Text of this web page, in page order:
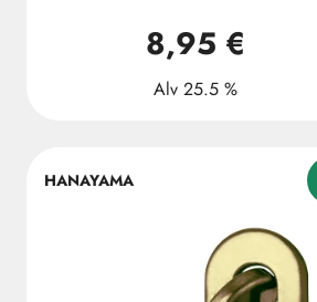
8,95 €
Alv 25.5 %
HANAYAMA